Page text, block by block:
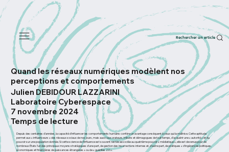
Rechercher un article
Quand les réseaux numériques modèlent nos
perceptions et comportements
Julien DEBIDOUR LAZZARINI
Laboratoire Cyberespace
7 novembre 2024
Temps de lecture
Depuis des centaines d’années, la capacité d’influencer les comportements humains confère un avantage conséquent à ceux qui la maîtrise. Cette aptitude
permet aux « influenceurs » des réseaux sociaux de nos jours, mais aussi aux orateurs, tribuns et démagogues de tout temps, d’acquérir une « autorité » et du
pouvoir sur une population donnée. Si cette science de l’influence est souvent restée associée au quatrième pouvoir « médiatique », elle est devenue pour de
nombreux États l’un des principaux moyens stratégiques d’une part, de gestion des insurrections internes et, d’autre part, de pratiques « d’ingérences politiques,
économiques et financières de puissances étrangères » ou de « guérillas 2.0 ».